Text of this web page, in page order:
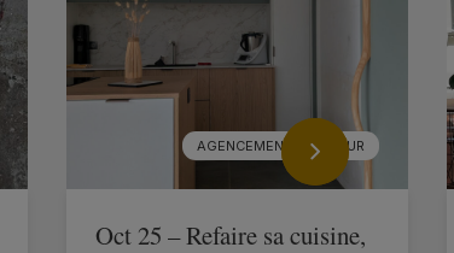
AGENCEMENT INTÉRIEUR
Oct 25 – Refaire sa cuisine,